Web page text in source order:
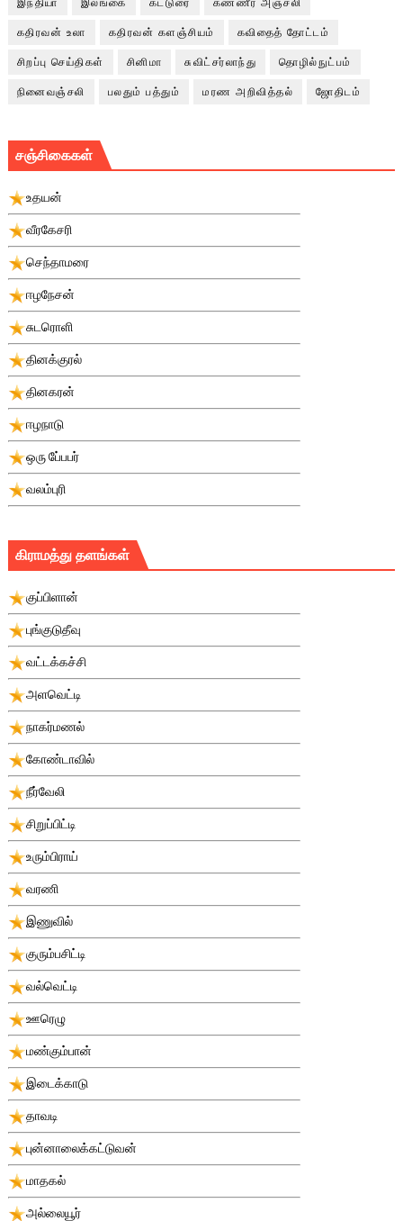
கதிரவன் உலா கதிரவன் களஞ்சியம் கவிதைத் தோட்டம்
சிறப்பு செய்திகள் சினிமா சுவிட்சர்லாந்து தொழில்நுட்பம்
நினைவஞ்சலி பலதும் பத்தும் மரண அறிவித்தல் ஜோதிடம்
சஞ்சிகைகள்
உதயன்
வீரகேசரி
செந்தாமரை
ஈழநேசன்
சுடரொளி
தினக்குரல்
தினகரன்
ஈழநாடு
ஒரு பே்பபர்
வலம்புரி
கிராமத்து தளங்கள்
குப்பிளான்
புங்குடுதீவு
வட்டக்கச்சி
அளவெட்டி
நாகர்மணல்
கோண்டாவில்
நீர்வேலி
சிறுப்பிட்டி
உரும்பிராய்
வரணி
இணுவில்
குரும்பசிட்டி
வல்வெட்டி
ஊரெழு
மண்கும்பான்
இடைக்காடு
தாவடி
புன்னாலைக்கட்டுவன்
மாதகல்
அல்லையூர்